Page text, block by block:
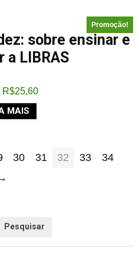
Promoção!
sobre ensinar e
a LIBRAS
R$25,60
MAIS
30 31 32 33
34